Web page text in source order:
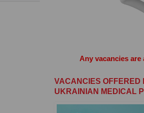
Any vacancies are
VACANCIES OFFERED
UKRAINIAN MEDICAL